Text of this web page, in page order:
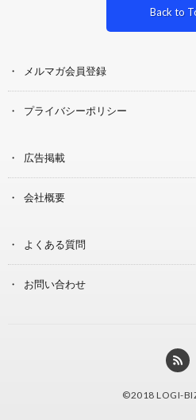
Back to
メルマガ会員登録
プライバシーポリシー
広告掲載
会社概要
よくある質問
お問い合わせ
©2018 LOGI-